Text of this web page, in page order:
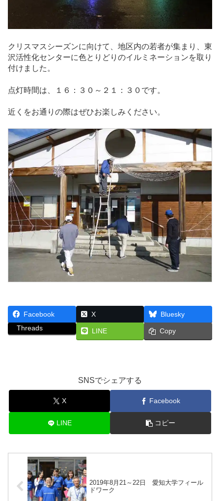
クリスマスシーズンに向けて、地区内の若者が集まり、東
沢活性化センターに色とりどりのイルミネーションを取り
付けました。
点灯時間は、１６：３０～２１：３０です。
近くをお通りの際はぜひお楽しみください。
Facebook X
Bluesky
Threads
LINE Copy
SNSでシェアする
X Facebook
LINE コピー
2019年8月21～22日 愛知大学フィール
ドワーク